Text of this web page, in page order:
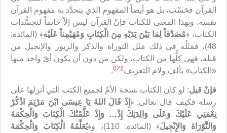
القرآن فحَسْب، بل هو أيضاً المفهوم الذي يتحدَّد به مفهوم القرآن
نفسه. وبهذا المعنى للكتاب فإنّ القرآن ليس إلاّ خاتماً لتجسُّدات
الكتاب، ﴿مُصَدِّقاً لِمَا بَيْنَ يَدَيْهِ مِنَ الْكِتَابِ وَمُهَيْمِناً عَلَيْه﴾ (المائدة:
48)، فمَثَلُه في ذلك مَثَل التوراة والذكر والزبور والإنجيل من
قبله، فهي كلُّها من الكتاب، ولكن من دون أن يكون أيّ واحد منها
«الكتاب» بألف ولام التعريف(
[2]
)
.
فإنْ قيل: لو كان الكتاب نسخة الأمّ لجميع الكتب التي أنزلها على
رسله فكيف قال تعالى: ﴿ إِذْ قَالَ اللهُ يَا عِيسَى ابْنَ مَرْيَمَ اذْكُرْ
نِعْمَتِي‏ عَلَيْكَ وَعَلَى‏ وَالِدَتِكَ إِذْ… وَإِذْ عَلَّمْتُكَ الْكِتَابَ وَالْحِكْمَةَ
وَالتَّوْرَاةَ وَالإِنْجِيلَ‏﴾ (المائدة: 110)، و﴿
يُعَلِّمُهُ الْكِتَابَ وَالْحِكْمَةَ